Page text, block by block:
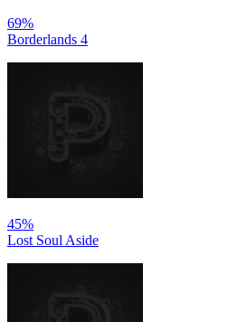
69%
Borderlands 4
45%
Lost Soul Aside